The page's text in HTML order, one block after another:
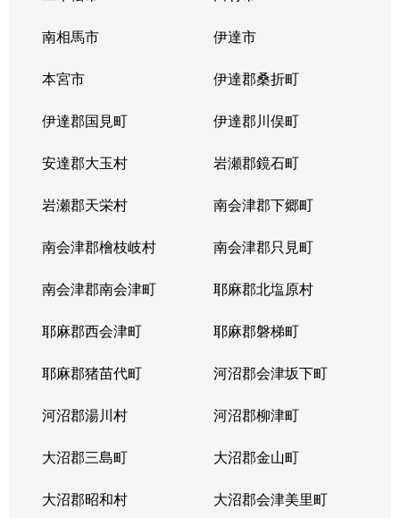
南相馬市 伊達市
本宮市 伊達郡桑折町
伊達郡国見町 伊達郡川俣町
安達郡大玉村 岩瀬郡鏡石町
岩瀬郡天栄村 南会津郡下郷町
南会津郡檜枝岐村 南会津郡只見町
南会津郡南会津町 耶麻郡北塩原村
耶麻郡西会津町 耶麻郡磐梯町
耶麻郡猪苗代町 河沼郡会津坂下町
河沼郡湯川村 河沼郡柳津町
大沼郡三島町 大沼郡金山町
大沼郡昭和村 大沼郡会津美里町